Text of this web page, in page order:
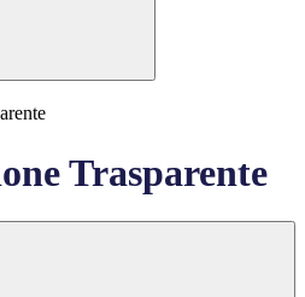
Trasparente